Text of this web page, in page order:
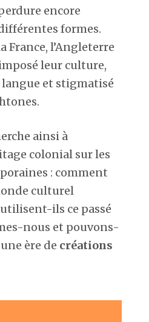
encore
formes.
France, l’Angleterre
leur culture,
et stigmatisé
ainsi à
colonial sur les
: comment
culturel
ils ce passé
nous et pouvons-
ère de créations